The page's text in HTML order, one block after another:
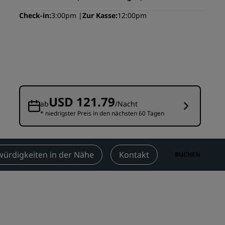
Hochzeitslocations
Besuchen Sie unseren Blog
Radisson Rewards
Entdecken Sie Radisson Rewards
Vorteile
So verwenden Sie Punkte
Check-in 3:00pm Zur Kasse 12:00pm
abUSD 121.79/Nacht
* niedrigster Preis in den nächsten 60 Tagen
in der Nähe Kontakt BUCHEN